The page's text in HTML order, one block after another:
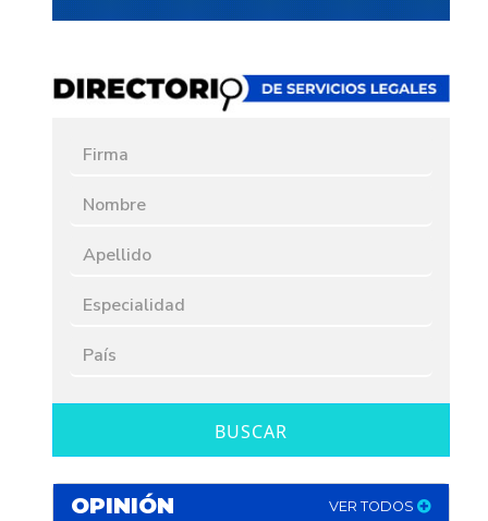
BUSCAR
OPINIÓN VER TODOS